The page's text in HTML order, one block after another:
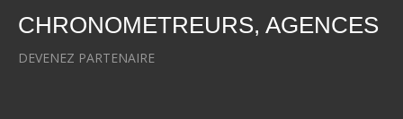
CHRONOMETREURS, AGENCES
DEVENEZ PARTENAIRE